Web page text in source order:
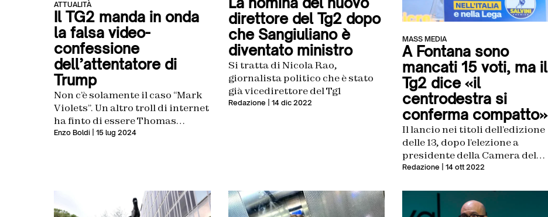
ATTUALITÀ
Il TG2 manda in onda
la falsa video-
confessione
dell’attentatore di
Trump
Non c’è solamente il caso “Mark
Violets”. Un altro troll di internet
ha finto di essere Thomas
Matthew Crooks, dicendo di non
Enzo Boldi | 15 lug 2024
direttore del Tg2 dopo
che Sangiuliano è
diventato ministro
Si tratta di Nicola Rao,
giornalista politico che è stato
già vicedirettore del Tg1
Redazione | 14 dic 2022
MASS MEDIA
A Fontana sono
mancati 15 voti, ma il
Tg2 dice «il
centrodestra si
conferma compatto»
Il lancio nei titoli dell’edizione
delle 13, dopo l’elezione a
presidente della Camera del
vicesegretario della Lega
Redazione | 14 ott 2022